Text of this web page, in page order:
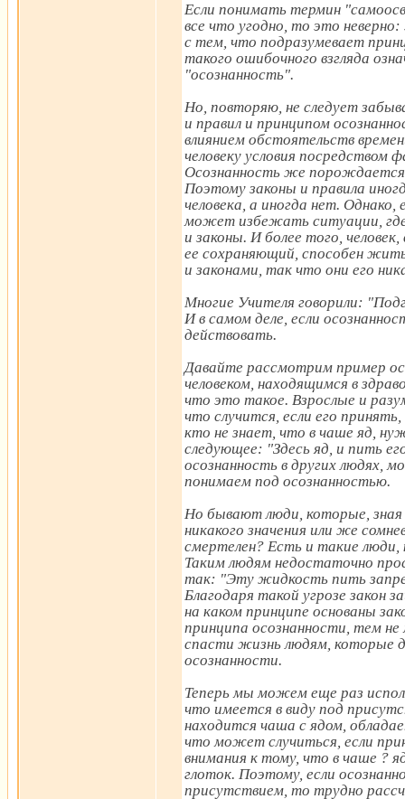
Если понимать термин
все что угодно, то это
с тем, что подразумевает
такого ошибочного взгляда
"осознанность".
Но, повторяю, не следует
и правил и принципом
влиянием обстоятельств
человеку условия посредством
Осознанность же
Поэтому законы и правила
человека, а иногда нет. Однако,
может избежать ситуации,
и законы. И более того,
ее сохраняющий, способен
и законами, так что они его
Многие Учителя говорили:
И в самом деле, если
действовать.
Давайте рассмотрим пример
человеком, находящимся в
что это такое. Взрослые и
что случится, если его
кто не знает, что в чаше яд,
следующее: "Здесь яд, и пить
осознанность в других
понимаем под осознанностью.
Но бывают люди, которые,
никакого значения или же
смертелен? Есть и такие
Таким людям недостаточно
так: "Эту жидкость пить
Благодаря такой угрозе закон
на каком принципе основаны
принципа осознанности, тем
спасти жизнь людям, которые
осознанности.
Теперь мы можем еще раз
что имеется в виду под
находится чаша с ядом,
что может случиться, если
внимания к тому, что в чаше ?
глоток. Поэтому, если
присутствием, то трудно